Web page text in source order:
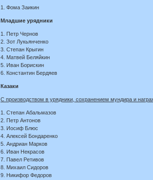
1. Фома Заикин
Младшие урядники
1. Петр Чернов
2. Зот Лукьянченко
3. Степан Крыгин
4. Матвей Беляйкин
5. Иван Борискин
6. Константин Бердяев
Казаки
С производством в урядники, сохранением мундира и
1. Степан Абальмазов
2. Петр Антонов
3. Иосиф Блюс
4. Алексей Бондаренко
5. Андриан Марков
6. Иван Некрасов
7. Павел Ретивов
8. Михаил Сидоров
9. Никифор Федоров